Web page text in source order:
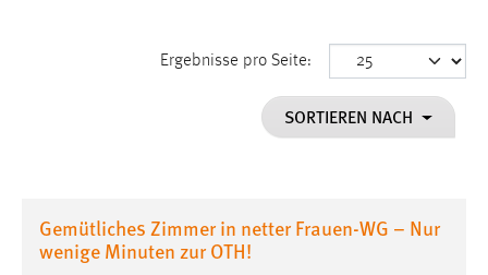
Ergebnisse pro Seite:
SORTIEREN NACH
Gemütliches Zimmer in netter Frauen-WG – Nur
wenige Minuten zur OTH!
Cookie Laufzeit:
staticfilecache